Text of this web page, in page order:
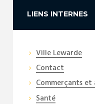
LIENS INTERNES
Ville Lewarde
Contact
Commerçants et
Santé